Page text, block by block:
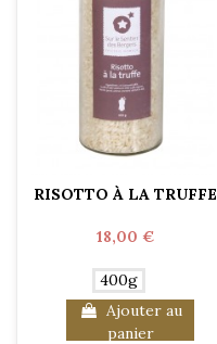
RISOTTO À LA TRUFFE
18,00 €
400g
Ajouter au
panier